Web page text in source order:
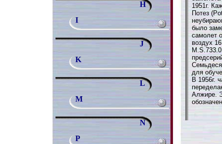
H
I
J
K
L
M
N
P
1951г.
Потез
было
самолет
воздух
для
В 1956г.
Алжире.